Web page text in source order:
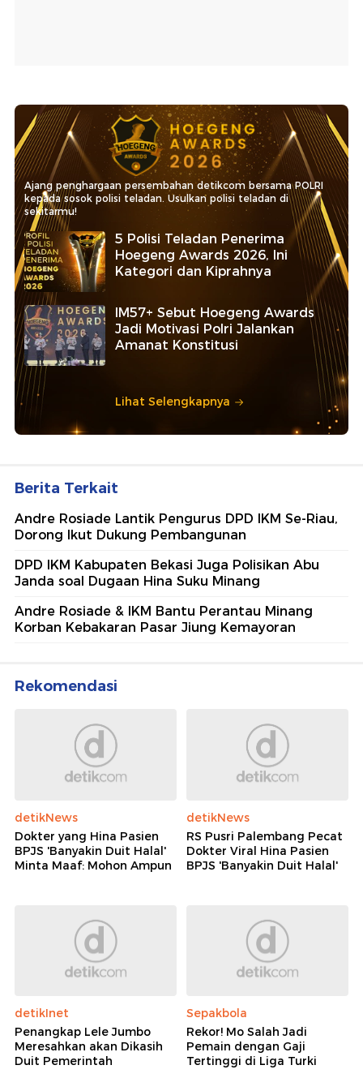
Ajang penghargaan persembahan detikcom bersama POLRI
kepada sosok polisi teladan. Usulkan polisi teladan di
sekitarmu!
5 Polisi Teladan Penerima
Hoegeng Awards 2026, Ini
Kategori dan Kiprahnya
IM57+ Sebut Hoegeng Awards
Jadi Motivasi Polri Jalankan
Amanat Konstitusi
Lihat Selengkapnya
Berita Terkait
Andre Rosiade Lantik Pengurus DPD IKM Se-Riau,
Dorong Ikut Dukung Pembangunan
DPD IKM Kabupaten Bekasi Juga Polisikan Abu
Janda soal Dugaan Hina Suku Minang
Andre Rosiade & IKM Bantu Perantau Minang
Korban Kebakaran Pasar Jiung Kemayoran
Rekomendasi
detikNews
Dokter yang Hina Pasien
BPJS 'Banyakin Duit Halal'
Minta Maaf: Mohon Ampun
detikNews
RS Pusri Palembang Pecat
Dokter Viral Hina Pasien
BPJS 'Banyakin Duit Halal'
detikInet
Penangkap Lele Jumbo
Meresahkan akan Dikasih
Duit Pemerintah
Sepakbola
Rekor! Mo Salah Jadi
Pemain dengan Gaji
Tertinggi di Liga Turki